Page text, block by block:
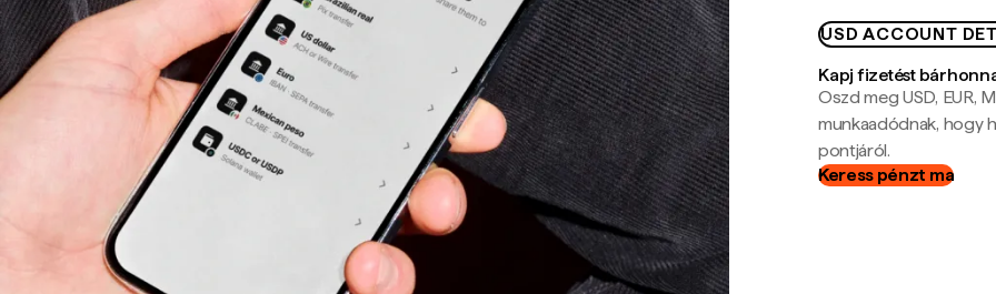
USD ACCOUNT
Kapj fizetést
Oszd meg USD, EUR,
munkaadódnak, hogy
pontjáról.
Keress pénzt ma